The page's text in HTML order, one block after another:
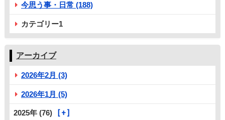
今思う事・日常 (188)
カテゴリー1
アーカイブ
2026年2月 (3)
2026年1月 (5)
2025年 (76)